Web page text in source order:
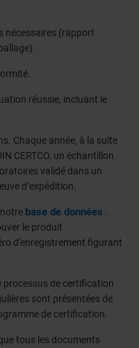
nécessaires (rapport
réussie, incluant le
Chaque année, à la suite
CERTCO, un échantillon
validé dans un
d’expédition.
base de données
le produit
d'enregistrement figurant
processus de certification
sont présentées de
de certification.
tous les documents